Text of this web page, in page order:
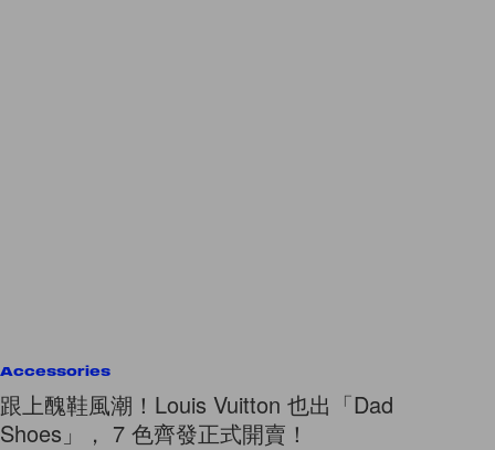
Accessories
跟上醜鞋風潮！Louis Vuitton 也出「Dad
Shoes」， 7 色齊發正式開賣！